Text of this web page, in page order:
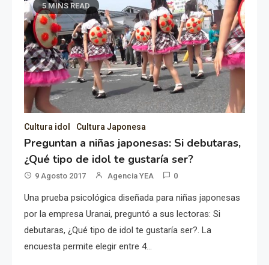
5 MINS READ
Cultura idol Cultura Japonesa
Preguntan a niñas japonesas: Si debutaras,
¿Qué tipo de idol te gustaría ser?
9 Agosto 2017 Agencia YEA 0
Una prueba psicológica diseñada para niñas japonesas
por la empresa Uranai, preguntó a sus lectoras: Si
debutaras, ¿Qué tipo de idol te gustaría ser?. La
encuesta permite elegir entre 4…